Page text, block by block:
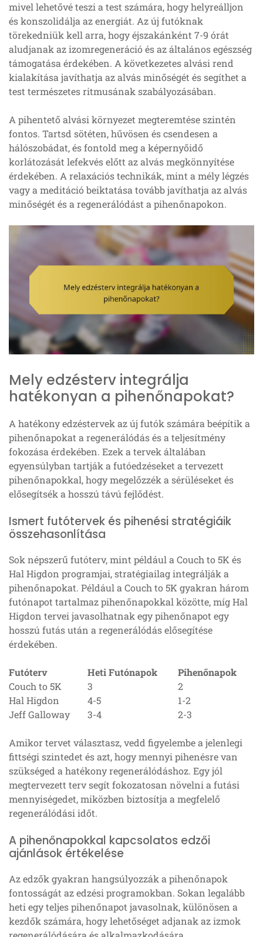
mivel lehetővé teszi a test számára, hogy helyreálljon
és konszolidálja az energiát. Az új futóknak
törekedniük kell arra, hogy éjszakánként 7-9 órát
aludjanak az izomregeneráció és az általános egészség
támogatása érdekében. A következetes alvási rend
kialakítása javíthatja az alvás minőségét és segíthet a
test természetes ritmusának szabályozásában.
A pihentető alvási környezet megteremtése szintén
fontos. Tartsd sötéten, hűvösen és csendesen a
hálószobádat, és fontold meg a képernyőidő
korlátozását lefekvés előtt az alvás megkönnyítése
érdekében. A relaxációs technikák, mint a mély légzés
vagy a meditáció beiktatása tovább javíthatja az alvás
minőségét és a regenerálódást a pihenőnapokon.
Mely edzésterv integrálja
hatékonyan a pihenőnapokat?
A hatékony edzéstervek az új futók számára beépítik a
pihenőnapokat a regenerálódás és a teljesítmény
fokozása érdekében. Ezek a tervek általában
egyensúlyban tartják a futóedzéseket a tervezett
pihenőnapokkal, hogy megelőzzék a sérüléseket és
elősegítsék a hosszú távú fejlődést.
Ismert futótervek és pihenési stratégiáik
összehasonlítása
Sok népszerű futóterv, mint például a Couch to 5K és
Hal Higdon programjai, stratégiailag integrálják a
pihenőnapokat. Például a Couch to 5K gyakran három
futónapot tartalmaz pihenőnapokkal közötte, míg Hal
Higdon tervei javasolhatnak egy pihenőnapot egy
hosszú futás után a regenerálódás elősegítése
érdekében.
Futóterv Heti Futónapok
Pihenőnapok
Couch to 5K
3
2
Hal Higdon
4-5
1-2
Jeff Galloway
3-4 2-3
Amikor tervet választasz, vedd figyelembe a jelenlegi
fittségi szintedet és azt, hogy mennyi pihenésre van
szükséged a hatékony regenerálódáshoz. Egy jól
megtervezett terv segít fokozatosan növelni a futási
mennyiségedet, miközben biztosítja a megfelelő
regenerálódási időt.
A pihenőnapokkal kapcsolatos edzői
ajánlások értékelése
Az edzők gyakran hangsúlyozzák a pihenőnapok
fontosságát az edzési programokban. Sokan legalább
heti egy teljes pihenőnapot javasolnak, különösen a
kezdők számára, hogy lehetőséget adjanak az izmok